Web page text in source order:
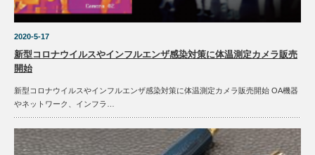
2020-5-17
新型コロナウイルスやインフルエンザ感染対策に体温測定カメラ販売
開始
新型コロナウイルスやインフルエンザ感染対策に体温測定カメラ販売開始 OA機器
やネットワーク、インフラ…